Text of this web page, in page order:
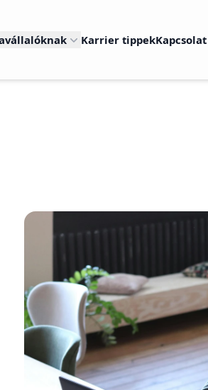
Karrier tippekKapcsolat